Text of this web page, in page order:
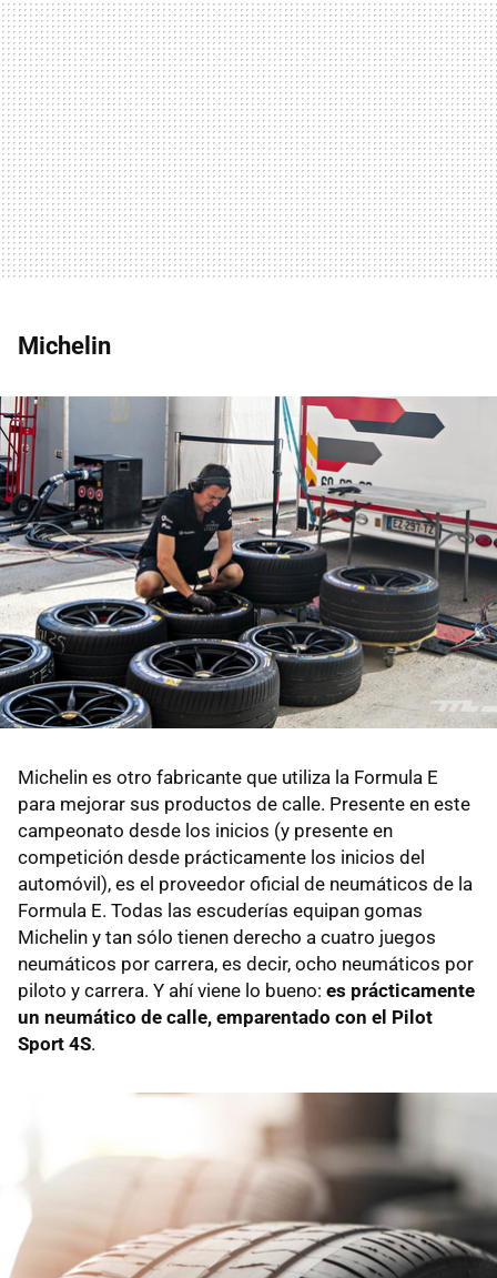
Michelin
Michelin es otro fabricante que utiliza la Formula E
para mejorar sus productos de calle. Presente en este
campeonato desde los inicios (y presente en
competición desde prácticamente los inicios del
automóvil), es el proveedor oficial de neumáticos de la
Formula E. Todas las escuderías equipan gomas
Michelin y tan sólo tienen derecho a cuatro juegos
neumáticos por carrera, es decir, ocho neumáticos por
piloto y carrera. Y ahí viene lo bueno: es prácticamente
un neumático de calle, emparentado con el Pilot
Sport 4S.